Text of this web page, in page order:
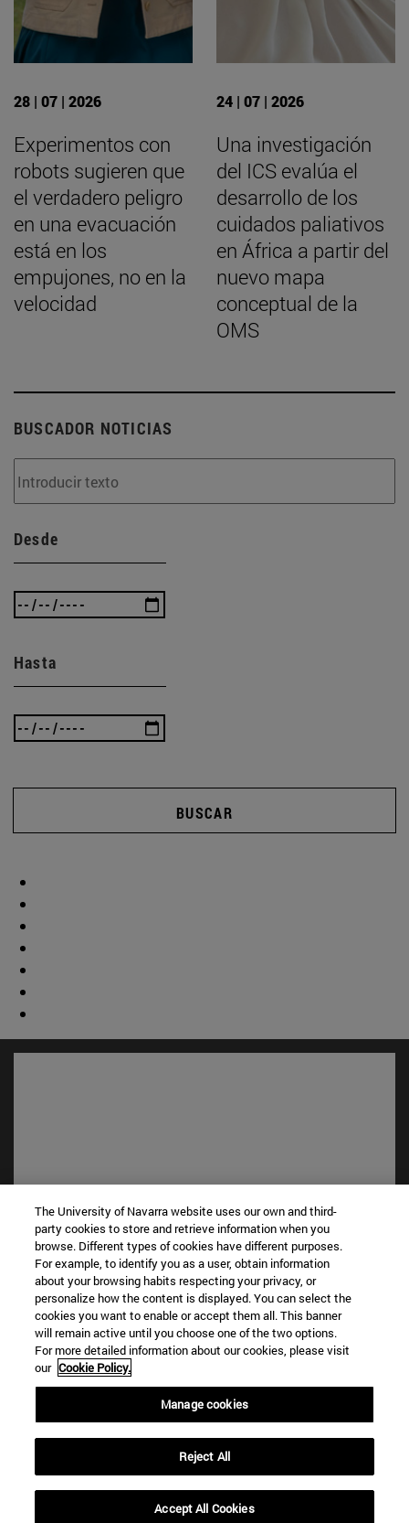
28 | 07 | 2026
Experimentos con
robots sugieren que
el verdadero peligro
en una evacuación
está en los
empujones, no en la
velocidad
24 | 07 | 2026
Una investigación
del ICS evalúa el
desarrollo de los
cuidados paliativos
en África a partir del
nuevo mapa
conceptual de la
OMS
BUSCADOR NOTICIAS
Desde
Hasta
BUSCAR
Accesos directos
Biblioteca(abre en nueva ventana)
Mi correo(abre en nueva ventana)
Aula virtual ADI(abre en nueva ventana)
Búsqueda de personas(abre en nueva ventana)
Trabaja con nosotros(abre en nueva ventana)
TFNO +34 948 42 56 00
¿QUÉ GRADO TE INTERESA?
¿QUÉ MÁSTER TE INTERESA?
The University of Navarra website uses our own and third-
party cookies to store and retrieve information when you
browse. Different types of cookies have different purposes.
For example, to identify you as a user, obtain information
about your browsing habits respecting your privacy, or
personalize how the content is displayed. You can select the
cookies you want to enable or accept them all. This banner
will remain active until you choose one of the two options.
For more detailed information about our cookies, please visit
our Cookie Policy.
Manage cookies
Reject All
Accept All Cookies